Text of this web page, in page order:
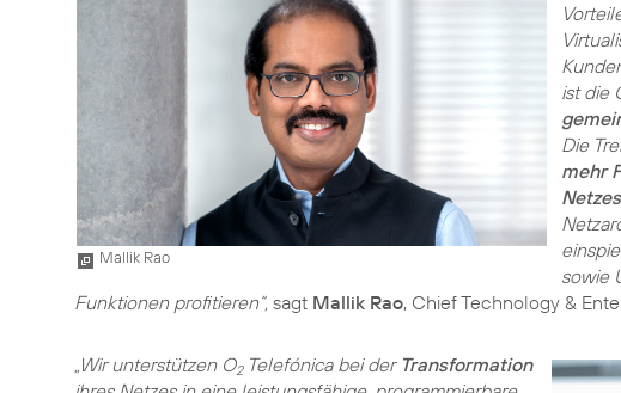
Mallik Rao
ist die
Die
mehr
sowie
Funktionen profitieren“, sagt Mallik Rao, Chief Technology &
„Wir unterstützen O2Telefónica bei der Transformation